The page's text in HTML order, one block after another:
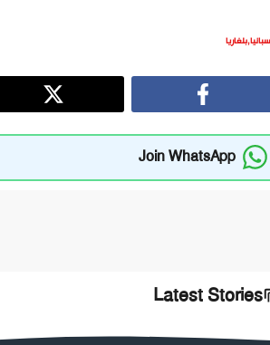
,بلغاريا
Join WhatsApp
Latest Stories